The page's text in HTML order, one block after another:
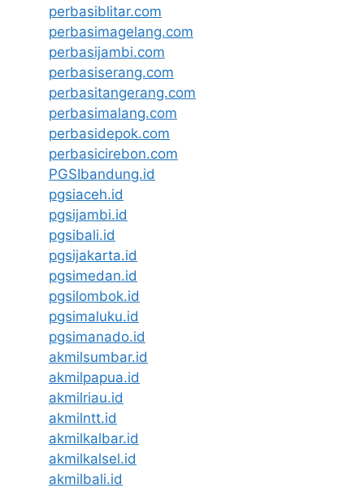
perbasiblitar.com
perbasimagelang.com
perbasijambi.com
perbasiserang.com
perbasitangerang.com
perbasimalang.com
perbasidepok.com
perbasicirebon.com
PGSIbandung.id
pgsiaceh.id
pgsijambi.id
pgsibali.id
pgsijakarta.id
pgsimedan.id
pgsilombok.id
pgsimaluku.id
pgsimanado.id
akmilsumbar.id
akmilpapua.id
akmilriau.id
akmilntt.id
akmilkalbar.id
akmilkalsel.id
akmilbali.id